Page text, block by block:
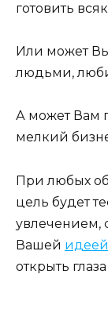
готовить
Или может
людьми,
А может Вам
мелкий
При любых
цель будет
Вашей идеей
открыть